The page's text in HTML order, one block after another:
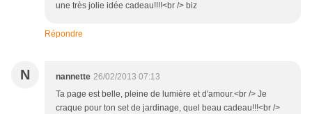
une très jolie idée cadeau!!!!<br /> biz
Répondre
N nannette 26/02/2013 07:13
Ta page est belle, pleine de lumière et d'amour.<br /> Je
craque pour ton set de jardinage, quel beau cadeau!!!<br />